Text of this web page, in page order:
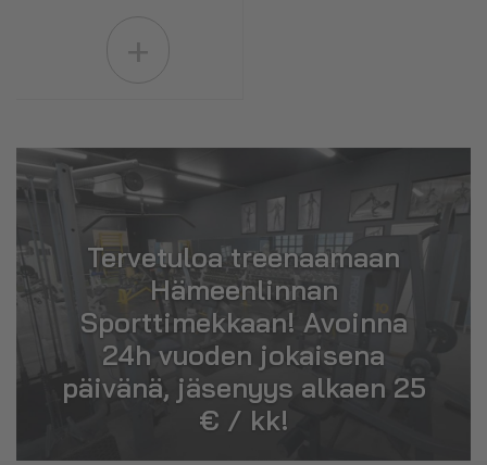
Tervetuloa treenaamaan
Hämeenlinnan
Sporttimekkaan! Avoinna
24h vuoden jokaisena
päivänä, jäsenyys alkaen 25
€ / kk!